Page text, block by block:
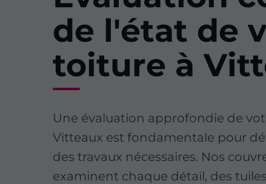
de l'état de
toiture à
Une évaluation approfondie de
Vitteaux est fondamentale pour
des travaux nécessaires. Nos
examinent chaque détail, des